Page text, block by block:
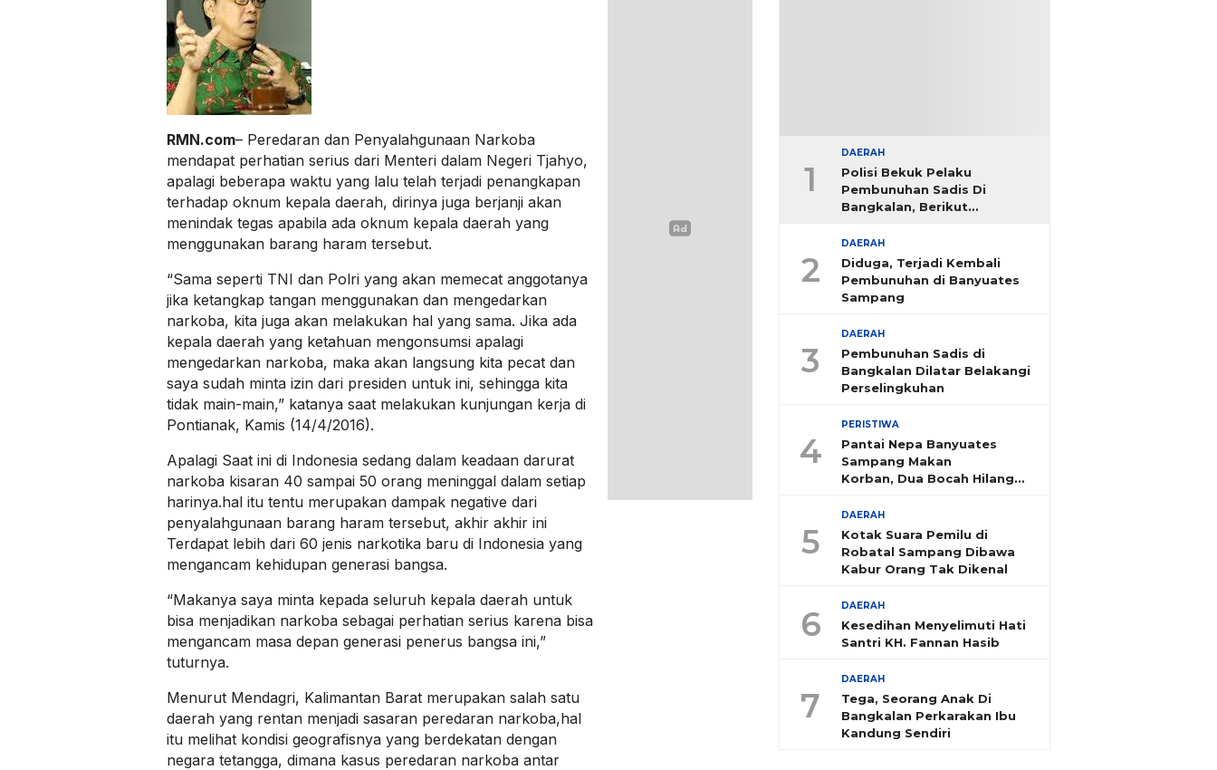
RMN.com– Peredaran dan Penyalahgunaan Narkoba
mendapat perhatian serius dari Menteri dalam Negeri Tjahyo,
apalagi beberapa waktu yang lalu telah terjadi penangkapan
terhadap oknum kepala daerah, dirinya juga berjanji akan
menindak tegas apabila ada oknum kepala daerah yang
menggunakan barang haram tersebut.
“Sama seperti TNI dan Polri yang akan memecat anggotanya
jika ketangkap tangan menggunakan dan mengedarkan
narkoba, kita juga akan melakukan hal yang sama. Jika ada
kepala daerah yang ketahuan mengonsumsi apalagi
mengedarkan narkoba, maka akan langsung kita pecat dan
saya sudah minta izin dari presiden untuk ini, sehingga kita
tidak main-main,” katanya saat melakukan kunjungan kerja di
Pontianak, Kamis (14/4/2016).
Apalagi Saat ini di Indonesia sedang dalam keadaan darurat
narkoba kisaran 40 sampai 50 orang meninggal dalam setiap
harinya.hal itu tentu merupakan dampak negative dari
penyalahgunaan barang haram tersebut, akhir akhir ini
Terdapat lebih dari 60 jenis narkotika baru di Indonesia yang
mengancam kehidupan generasi bangsa.
“Makanya saya minta kepada seluruh kepala daerah untuk
bisa menjadikan narkoba sebagai perhatian serius karena bisa
mengancam masa depan generasi penerus bangsa ini,”
tuturnya.
Menurut Mendagri, Kalimantan Barat merupakan salah satu
daerah yang rentan menjadi sasaran peredaran narkoba,hal
itu melihat kondisi geografisnya yang berdekatan dengan
negara tetangga, dimana kasus peredaran narkoba antar
1
DAERAH
Polisi Bekuk Pelaku
Pembunuhan Sadis Di
Bangkalan, Berikut
2
DAERAH
Diduga, Terjadi Kembali
Pembunuhan di Banyuates
Sampang
3
DAERAH
Pembunuhan Sadis di
Bangkalan Dilatar Belakangi
Perselingkuhan
4
PERISTIWA
Pantai Nepa Banyuates
Sampang Makan
Korban, Dua Bocah Hilang
5
DAERAH
Kotak Suara Pemilu di
Robatal Sampang Dibawa
Kabur Orang Tak Dikenal
6 DAERAH
Kesedihan Menyelimuti Hati
Santri KH. Fannan Hasib
7
DAERAH
Tega, Seorang Anak Di
Bangkalan Perkarakan Ibu
Kandung Sendiri